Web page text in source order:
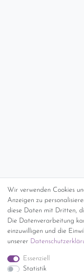
Wir verwenden Cookies
Anzeigen zu
diese Daten mit Dritten,
Die Datenverarbeitung
einzuwilligen und die
unserer
Essenziell
Statistik